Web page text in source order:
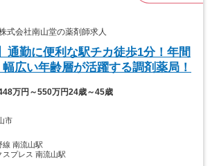
会社南山堂の薬剤師求人
通勤に便利な駅チカ徒歩1分！年間
広い年齢層が活躍する調剤薬局！
448万円～550万円24歳～45歳
市
線 南流山駅
スプレス 南流山駅